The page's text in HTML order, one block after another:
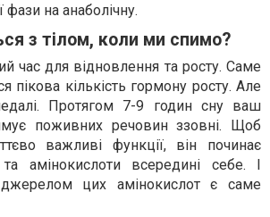
фази на анаболічну.
з тілом, коли ми спимо?
час для відновлення та росту. Саме
пікова кількість гормону росту. Але
Протягом 7-9 годин сну ваш
поживних речовин ззовні. Щоб
важливі функції, він починає
амінокислоти всередині себе. І
джерелом цих амінокислот є саме